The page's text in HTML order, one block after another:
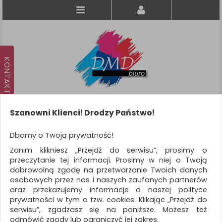
KATEGORIE
WSZYSTKIE KATEGORIE
FILTRY
Więcej
Szanowni Klienci! Drodzy Państwo!
Dbamy o Twoją prywatność!
Zanim klikniesz „Przejdź do serwisu”, prosimy o
przeczytanie tej informacji. Prosimy w niej o Twoją
dobrowolną zgodę na przetwarzanie Twoich danych
osobowych przez nas i naszych zaufanych partnerów
oraz przekazujemy informacje o naszej polityce
prywatności w tym o tzw. cookies. Klikając „Przejdź do
serwisu”, zgadzasz się na poniższe. Możesz też
odmówić zgody lub ograniczyć jej zakres.